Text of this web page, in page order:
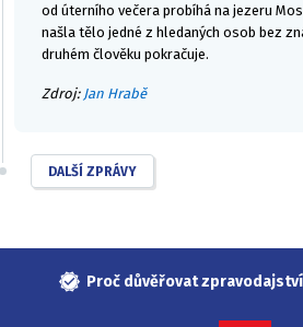
od úterního večera probíhá na jezeru
našla tělo jedné z hledaných osob bez
druhém člověku pokračuje.
Zdroj: Jan Hrabě
DALŠÍ ZPRÁVY
Proč důvěřovat